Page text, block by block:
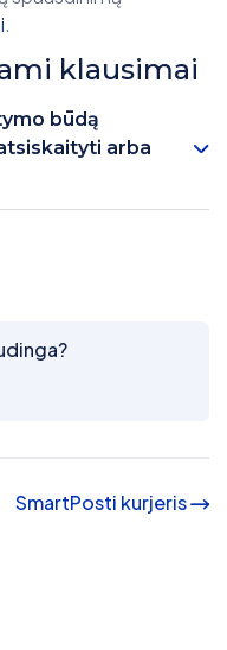
.
klausimai
būdą
arba
SmartPosti kurjeris